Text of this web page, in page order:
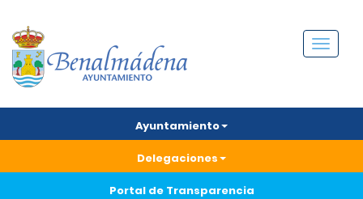
Menú
Ayuntamiento
Delegaciones
Portal de Transparencia